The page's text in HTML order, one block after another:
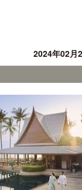
2024年02月